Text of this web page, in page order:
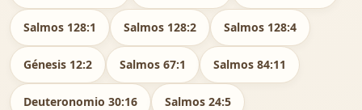
Salmos 128:1 Salmos 128:2 Salmos 128:4
Génesis 12:2 Salmos 67:1 Salmos 84:11
Deuteronomio 30:16 Salmos 24:5